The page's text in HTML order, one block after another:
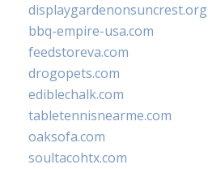
displaygardenonsuncrest.org
bbq-empire-usa.com
feedstoreva.com
drogopets.com
ediblechalk.com
tabletennisnearme.com
oaksofa.com
soultacohtx.com